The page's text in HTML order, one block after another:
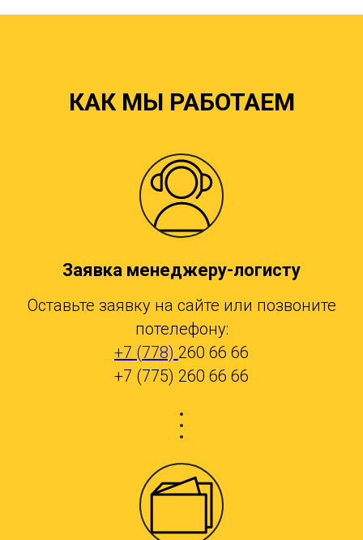
КАК МЫ РАБОТАЕМ
Заявка менеджеру-логисту
Оставьте заявку на сайте или позвоните
потелефону:
+7 (778) 260 66 66
+7 (775) 260 66 66